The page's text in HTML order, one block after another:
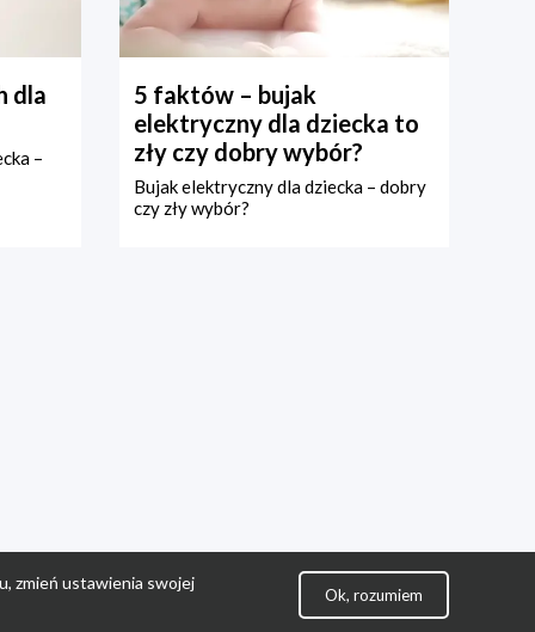
dla
–
5 faktów – bujak
elektryczny dla dziecka to
zły czy dobry wybór?
Bujak elektryczny dla dziecka – dobry
czy zły wybór?
zmień ustawienia swojej
Ok, rozumiem